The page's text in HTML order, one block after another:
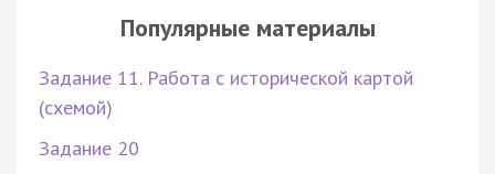
Популярные материалы
Задание 11. Работа с исторической картой
(схемой)
Задание 20